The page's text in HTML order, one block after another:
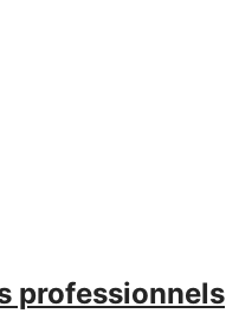
professionnels